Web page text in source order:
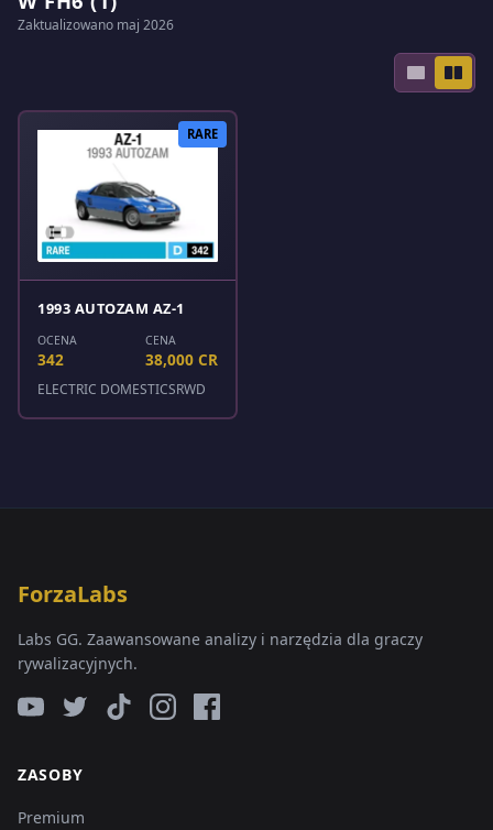
Zaktualizowano maj 2026
RARE
1993 AUTOZAM AZ-1
OCENA
342
CENA
38,000 CR
ELECTRIC DOMESTICSRWD
ForzaLabs
Labs GG. Zaawansowane analizy i narzędzia dla graczy
rywalizacyjnych.
ZASOBY
Premium